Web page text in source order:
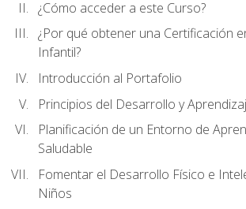
¿Cómo acceder a este Curso?
¿Por qué obtener una Certificación
Infantil?
Introducción al Portafolio
Principios del Desarrollo y
Planificación de un Entorno de
Saludable
Fomentar el Desarrollo Físico e
Niños